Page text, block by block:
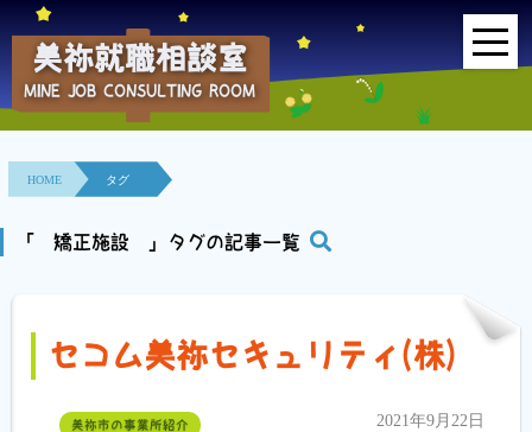
HOME
事業所紹介
就職面接会
利用者の声
地域連携事業
美祢就職相談室
MINE JOB CONSULTING ROOM
HOME タグ
「 矯正施設 」タグの記事一覧
セコム美祢セキュリティ(株)
美祢市の事業所紹介 2021年9月22日